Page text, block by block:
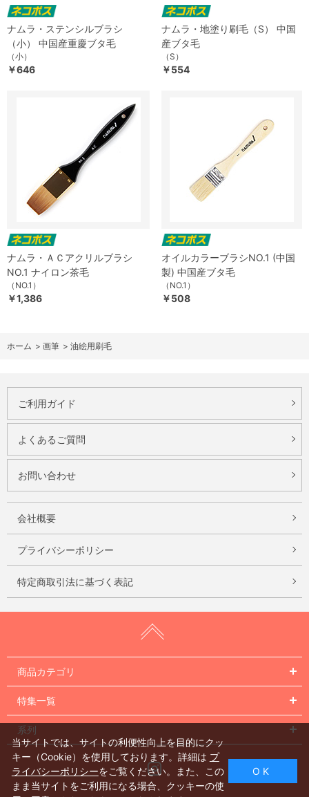
ナムラ・ステンシルブラシ
（小） 中国産重慶ブタ毛
（小）
￥646
ナムラ・地塗り刷毛（S） 中国
産ブタ毛
（S）
￥554
ナムラ・ＡＣアクリルブラシ
NO.1 ナイロン茶毛
（NO.1）
￥1,386
オイルカラーブラシNO.1 (中国
製) 中国産ブタ毛
（NO.1）
￥508
ホーム > 画筆 > 油絵用刷毛
ご利用ガイド
よくあるご質問
お問い合わせ
会社概要
プライバシーポリシー
特定商取引法に基づく表記
商品カテゴリ
特集一覧
系列
Instagram
当サイトでは、サイトの利便性向上を目的にクッ
キー（Cookie）を使用しております。詳細は プ
ライバシーポリシーをご覧ください。また、この
まま当サイトをご利用になる場合、クッキーの使
O K